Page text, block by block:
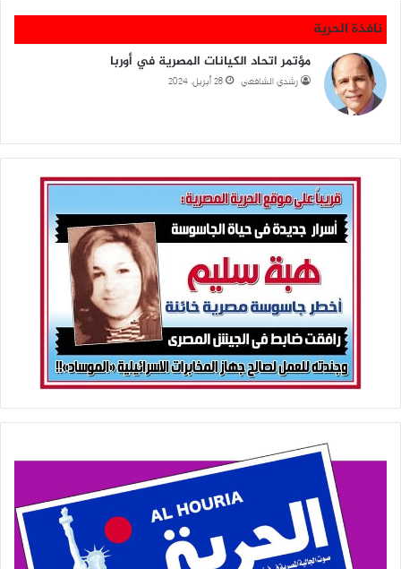
نافذة الحرية
مؤتمر اتحاد الكيانات المصرية في أوربا
رشدي الشافعي 28 أبريل، 2024